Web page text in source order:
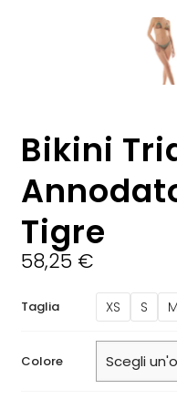
Bikini
Tigre
58,25 €
Taglia XS S M
Colore